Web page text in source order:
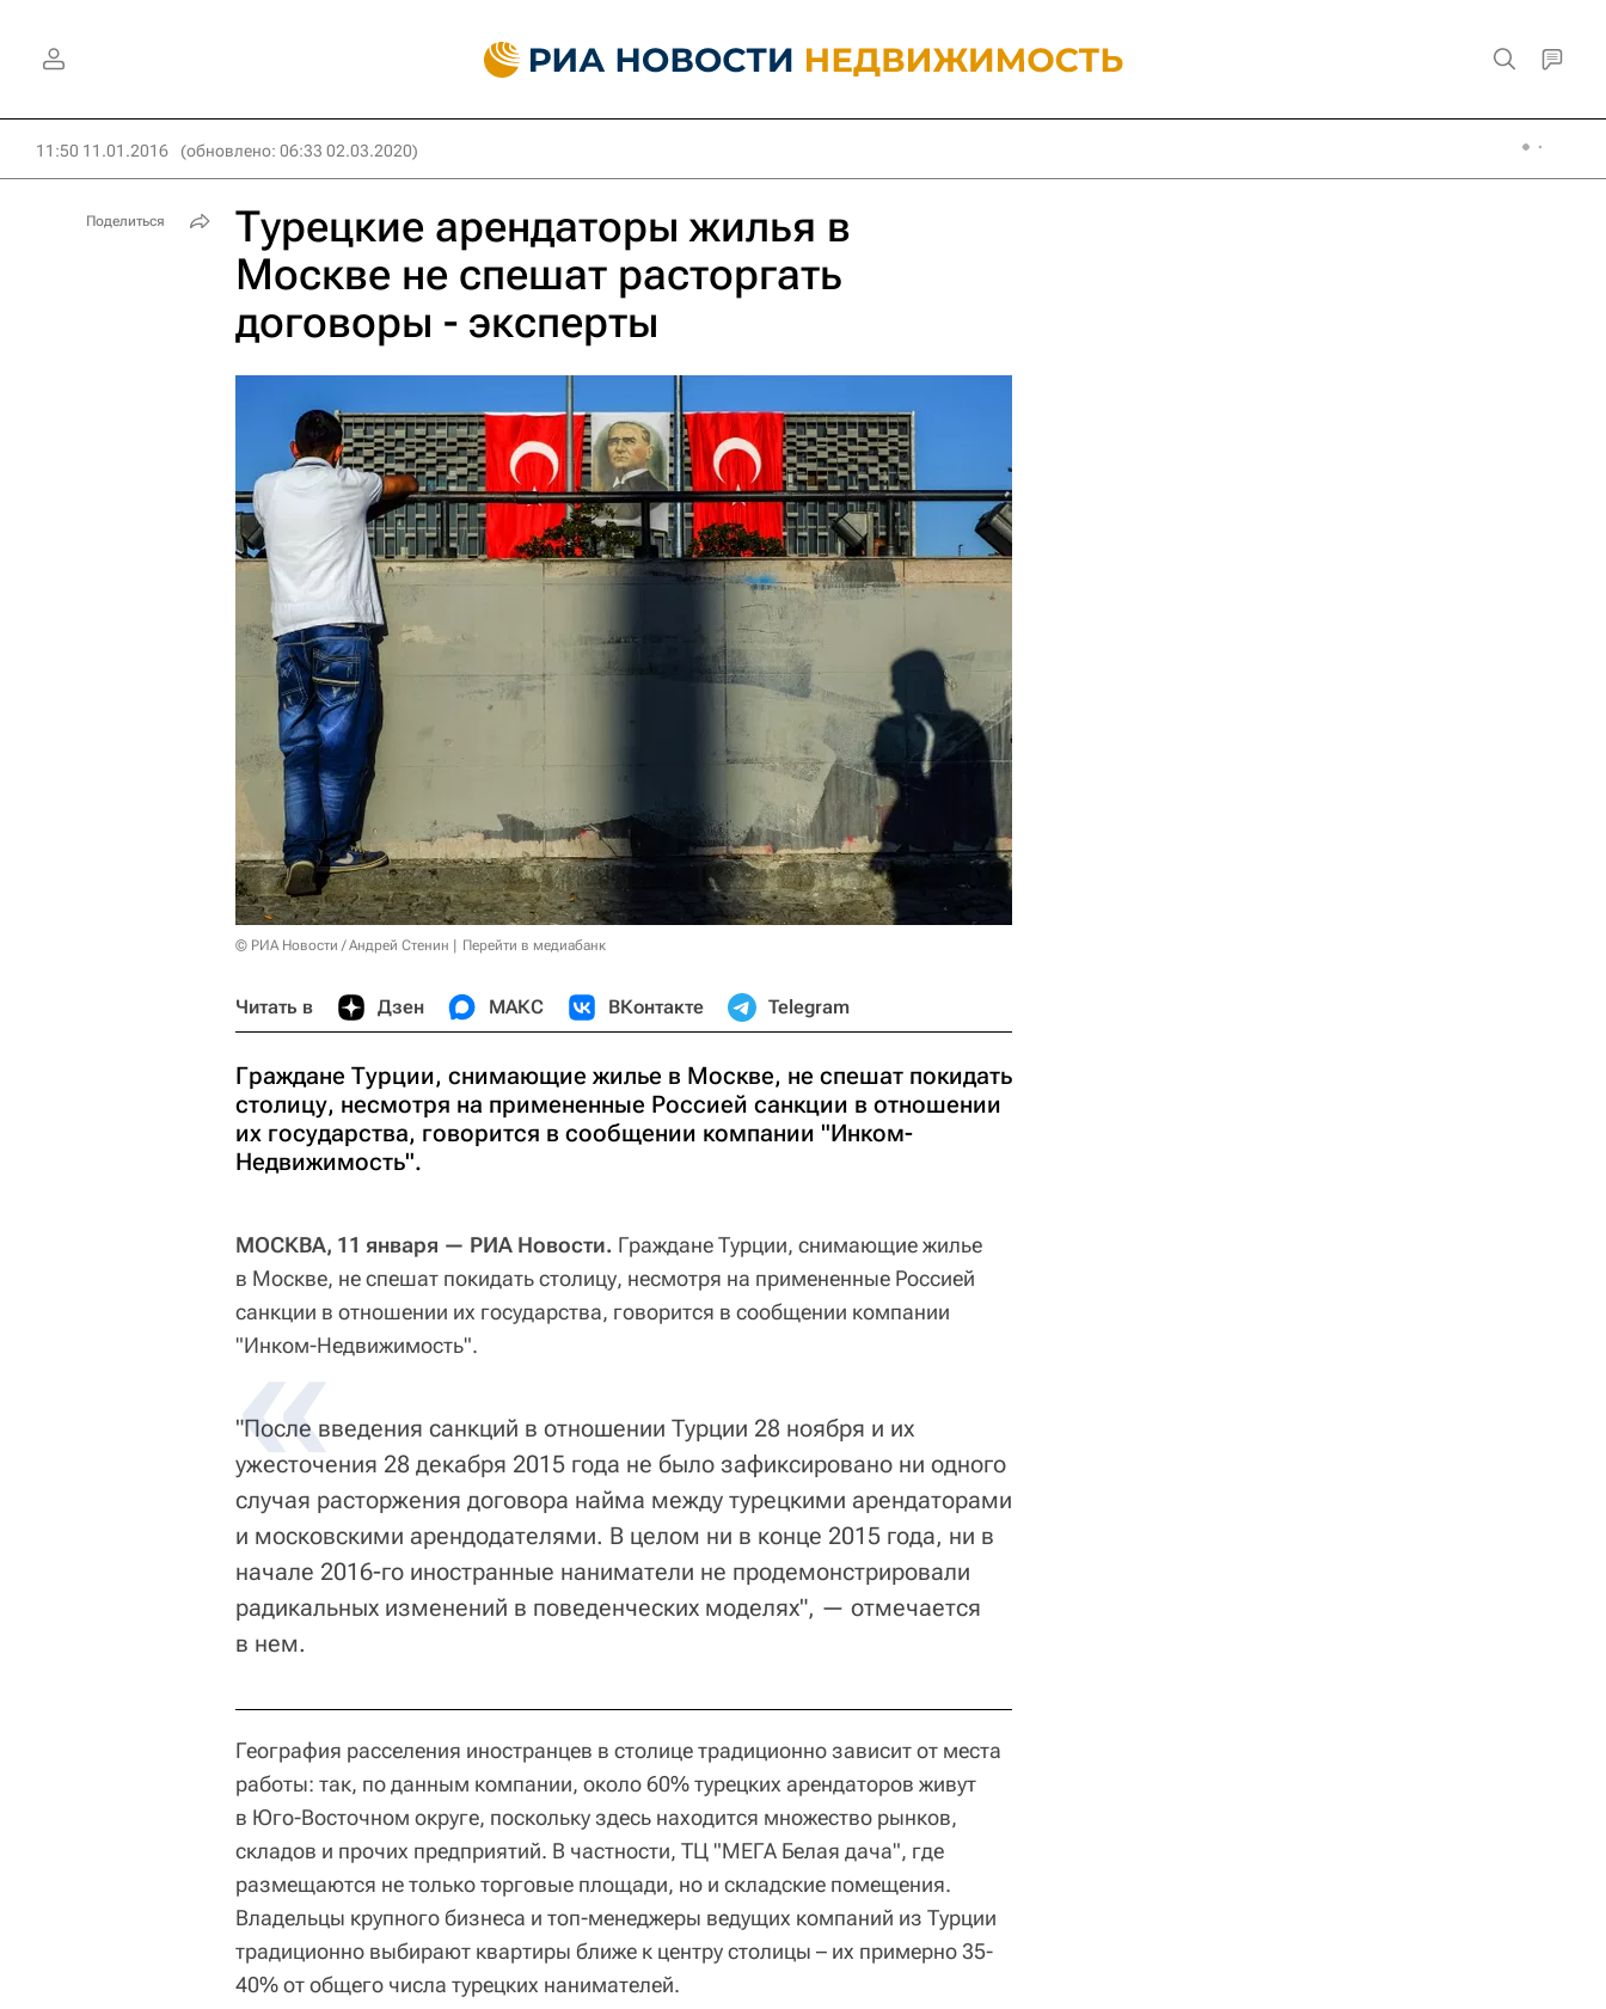
11:50 11.01.2016 (обновлено: 06:33 02.03.2020)
Турецкие арендаторы жилья в
Москве не спешат расторгать
договоры - эксперты
© РИА Новости / Андрей Стенин Перейти в медиабанк
Читать в Дзен МАКС ВКонтакте Telegram
Граждане Турции, снимающие жилье в Москве, не спешат покидать
столицу, несмотря на примененные Россией санкции в отношении
их государства, говорится в сообщении компании "Инком-
Недвижимость".
МОСКВА, 11 января — РИА Новости. Граждане Турции, снимающие жилье
в Москве, не спешат покидать столицу, несмотря на примененные Россией
санкции в отношении их государства, говорится в сообщении компании
"Инком-Недвижимость".
"После введения санкций в отношении Турции 28 ноября и их
ужесточения 28 декабря 2015 года не было зафиксировано ни одного
случая расторжения договора найма между турецкими арендаторами
и московскими арендодателями. В целом ни в конце 2015 года, ни в
начале 2016-го иностранные наниматели не продемонстрировали
радикальных изменений в поведенческих моделях", — отмечается
в нем.
География расселения иностранцев в столице традиционно зависит от места
работы: так, по данным компании, около 60% турецких арендаторов живут
в Юго-Восточном округе, поскольку здесь находится множество рынков,
складов и прочих предприятий. В частности, ТЦ "МЕГА Белая дача", где
размещаются не только торговые площади, но и складские помещения.
Владельцы крупного бизнеса и топ-менеджеры ведущих компаний из Турции
традиционно выбирают квартиры ближе к центру столицы – их примерно 35-
40% от общего числа турецких нанимателей.
Поделиться